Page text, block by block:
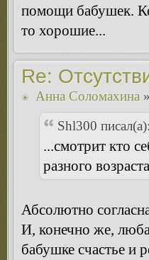
помощи бабушек.
то хорошие...
Re:
Анна Соломахина
Shl300 писал(а):
...смотрит кто
разного
Абсолютно
И, конечно же,
бабушке счастье и